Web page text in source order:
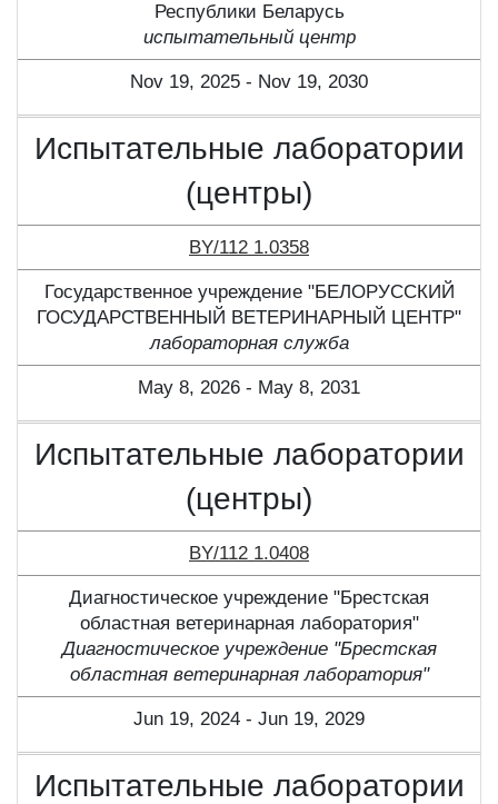
Республики Беларусь
испытательный центр
Nov 19, 2025 - Nov 19, 2030
Испытательные лаборатории
(центры)
BY/112 1.0358
Государственное учреждение "БЕЛОРУССКИЙ
ГОСУДАРСТВЕННЫЙ ВЕТЕРИНАРНЫЙ ЦЕНТР"
лабораторная служба
May 8, 2026 - May 8, 2031
Испытательные лаборатории
(центры)
BY/112 1.0408
Диагностическое учреждение "Брестская
областная ветеринарная лаборатория"
Диагностическое учреждение "Брестская
областная ветеринарная лаборатория"
Jun 19, 2024 - Jun 19, 2029
Испытательные лаборатории